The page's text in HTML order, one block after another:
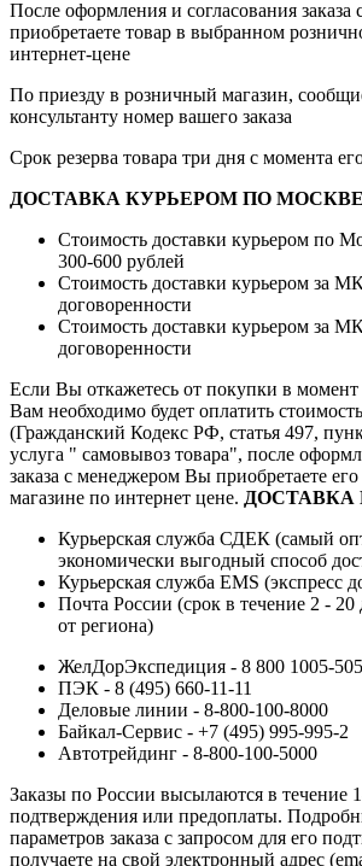
После оформления и согласования
приобретаете товар в выбранном
интернет-цене
По приезду в розничный магазин,
консультанту номер вашего заказа
Срок резерва товара три дня с момента
ДОСТАВКА КУРЬЕРОМ ПО МОСКВЕ
Стоимость доставки курьером по
300-600 рублей
Стоимость доставки курьером за
договоренности
Стоимость доставки курьером за
договоренности
Если Вы откажетесь от покупки в момент
Вам необходимо будет оплатить
(Гражданский Кодекс РФ, статья 497,
услуга " самовывоз товара", после
заказа с менеджером Вы приобретаете
магазине по интернет цене. ДОСТАВКА
Курьерская служба СДЕК (самый
экономически выгодный способ
Курьерская служба EMS (экспресс
Почта России (срок в течение 2 - 20
от региона)
ЖелДорЭкспедиция - 8 800 1005-505
ПЭК - 8 (495) 660-11-11
Деловые линии - 8-800-100-8000
Байкал-Сервис - +7 (495) 995-995-2
Автотрейдинг - 8-800-100-5000
Заказы по России высылаются в течение
подтверждения или предоплаты.
параметров заказа с запросом для его
получаете на свой электронный адрес